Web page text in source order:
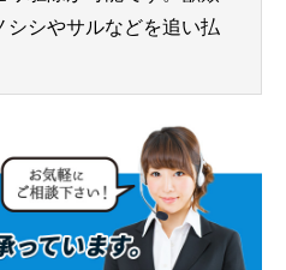
シシやサルなどを追い払